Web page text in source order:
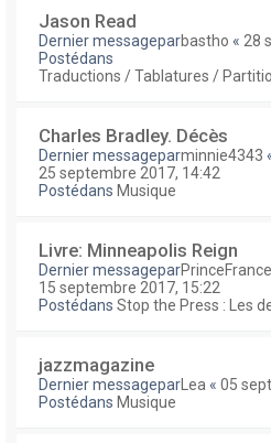
Jason Read
Dernier messageparbastho « 28
Postédans
Traductions / Tablatures /
Charles Bradley. Décès
Dernier messageparminnie4343
25 septembre 2017, 14:42
Postédans Musique
Livre: Minneapolis Reign
Dernier messageparPrinceFrance
15 septembre 2017, 15:22
Postédans Stop the Press : Les
jazzmagazine
Dernier messagepar Lea « 05
Postédans Musique